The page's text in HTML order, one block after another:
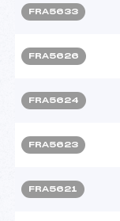
FRA5633
FRA5626
FRA5624
FRA5623
FRA5621